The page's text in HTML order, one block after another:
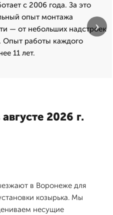
с 2006 года. За это
опыт монтажа
— от небольших надстроек
Опыт работы каждого
11 лет.
›
2026 г.
в Воронеже для
козырька. Мы
несущие